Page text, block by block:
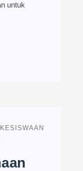
untuk
KESISWAAN